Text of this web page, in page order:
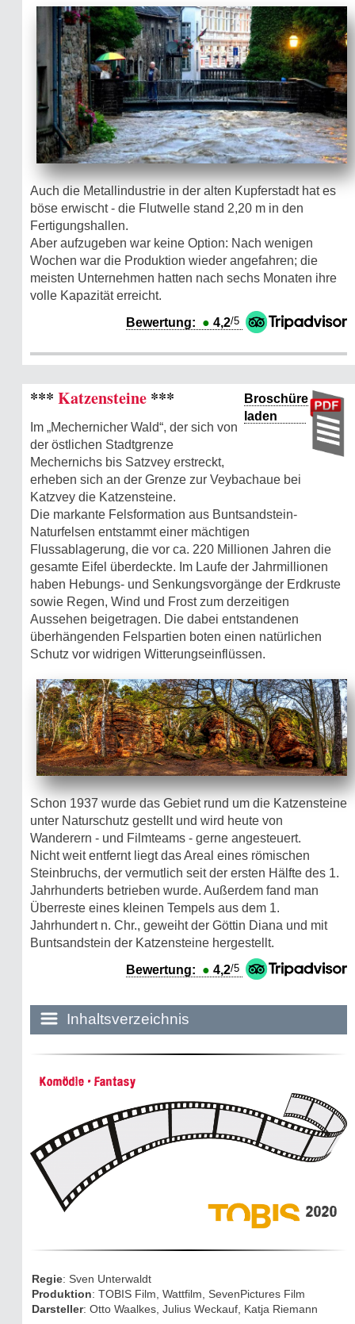
Auch die Metallindustrie in der alten Kupferstadt hat es
böse erwischt - die Flutwelle stand 2,20 m in den
Fertigungshallen.
Aber aufzugeben war keine Option: Nach wenigen
Wochen war die Produktion wieder angefahren; die
meisten Unternehmen hatten nach sechs Monaten ihre
volle Kapazität erreicht.
Bewertung: ● 4,2/5
Broschüre
laden
*** Katzensteine ***
Im „Mechernicher Wald“, der sich von
der östlichen Stadtgrenze
Mechernichs bis Satzvey erstreckt,
erheben sich an der Grenze zur Veybachaue bei
Katzvey die Katzensteine.
Die markante Felsformation aus Buntsandstein-
Naturfelsen entstammt einer mächtigen
Flussablagerung, die vor ca. 220 Millionen Jahren die
gesamte Eifel überdeckte. Im Laufe der Jahrmillionen
haben Hebungs- und Senkungsvorgänge der Erdkruste
sowie Regen, Wind und Frost zum derzeitigen
Aussehen beigetragen. Die dabei entstandenen
überhängenden Felspartien boten einen natürlichen
Schutz vor widrigen Witterungseinflüssen.
Schon 1937 wurde das Gebiet rund um die Katzensteine
unter Naturschutz gestellt und wird heute von
Wanderern - und Filmteams - gerne angesteuert.
Nicht weit entfernt liegt das Areal eines römischen
Steinbruchs, der vermutlich seit der ersten Hälfte des 1.
Jahrhunderts betrieben wurde. Außerdem fand man
Überreste eines kleinen Tempels aus dem 1.
Jahrhundert n. Chr., geweiht der Göttin Diana und mit
Buntsandstein der Katzensteine hergestellt.
Bewertung: ● 4,2/5
Inhaltsverzeichnis
Historie:
Die dunkle Seite
Mythen, Märchen & Legenden (2025)
Drehorte & Tatorte
Eifelkrimi: Keine Gutenachtgeschichte
Komödie • Fantasy
2020
Regie: Sven Unterwaldt
Produktion: TOBIS Film, Wattfilm, SevenPictures Film
Darsteller: Otto Waalkes, Julius Weckauf, Katja Riemann